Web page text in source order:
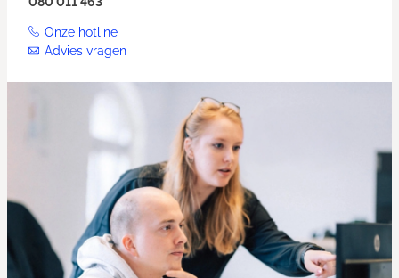
Onze hotline
Advies vragen